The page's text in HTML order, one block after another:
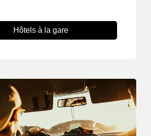
Hôtels à la gare